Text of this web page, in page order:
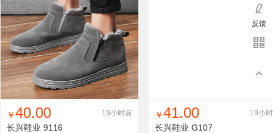
找同款 加入铺货单 收藏
￥40.00 19小时前
长兴鞋业 9116
找同款 加入铺货单 收藏
￥41.00 19小
长兴鞋业 G107
反馈